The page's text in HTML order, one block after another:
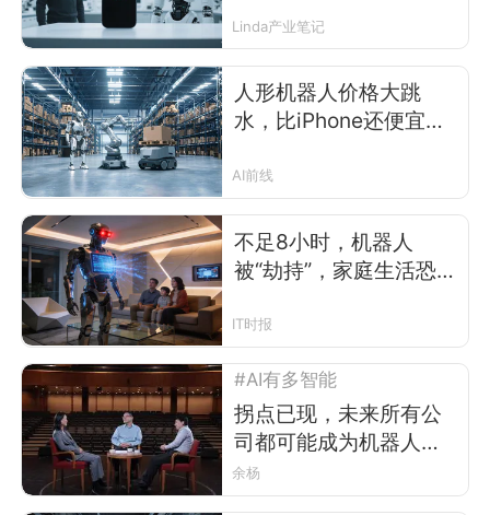
Linda产业笔记
人形机器人价格大跳
水，比iPhone还便宜：
态的产业竞速
AI前线
不足8小时，机器人
被“劫持”，家庭生活恐
IT时报
#AI有多智能
拐点已现，未来所有公
司都可能成为机器人公
司
余杨